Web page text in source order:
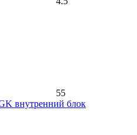
55
внутренний блок